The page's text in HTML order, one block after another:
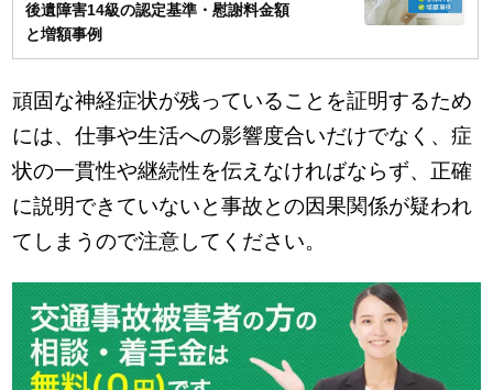
後遺障害14級の認定基準・慰謝料金額
と増額事例
頑固な神経症状が残っていることを証明するため
には、仕事や生活への影響度合いだけでなく、症
状の一貫性や継続性を伝えなければならず、正確
に説明できていないと事故との因果関係が疑われ
てしまうので注意してください。